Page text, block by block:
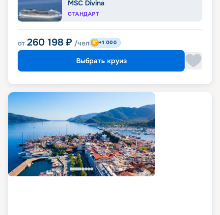
MSC Divina
СТАНДАРТ
от 260 198 ₽ /чел +1 000
Выбрать круиз